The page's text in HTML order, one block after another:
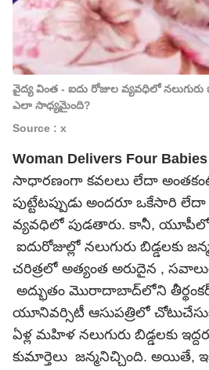
వైద్య వింత - ఐదు రోజుల వ్యవధిలో నలుగురు
ఎలా సాధ్యమైంది?
Source : x
Woman Delivers Four
సాధారణంగా కవలలు లేదా అంతకంటే
పుట్టేటప్పుడు అందరూ ఒకేసారి
వ్యవధిలో పుడతారు. కానీ,
ఐదురోజుల్లో నలుగురు బిడ్డలకు
చరిత్రలో అత్యంత అరుదైన ,
అద్భుతం మొరాదాబాద్‌లోని
యూనివర్సిటీ ఆసుపత్రిలో
ఏళ్ల మహిళ నలుగురు బిడ్డలకు
కుమార్తెలు జన్మనిచ్చింది. అయితే,